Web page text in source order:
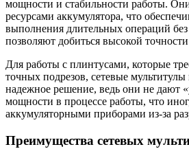
мощности и стабильности работы.
ресурсами аккумулятора, что
выполнения длительных операций
позволяют добиться высокой
Для работы с плинтусами, которые
точных подрезов, сетевые мультитулы
надежное решение, ведь они не дают
мощности в процессе работы, что
аккумуляторными приборами из-за
Преимущества сетевых